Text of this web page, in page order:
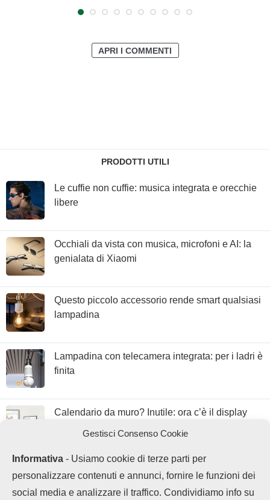
Gestisci Consenso Cookie
Informativa - Usiamo cookie di terze parti per
personalizzare contenuti e annunci, fornire le funzioni dei
social media e analizzare il traffico. Condividiamo info su
APRI I COMMENTI
PRODOTTI UTILI
Le cuffie non cuffie: musica integrata e orecchie
libere
Occhiali da vista con musica, microfoni e AI: la
genialata di Xiaomi
Questo piccolo accessorio rende smart qualsiasi
lampadina
Lampadina con telecamera integrata: per i ladri è
finita
Calendario da muro? Inutile: ora c’è il display